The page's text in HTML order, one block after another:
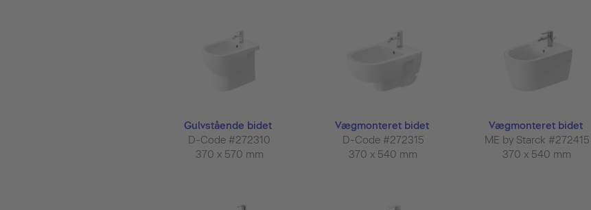
Gulvstående bidet
D-Code #272310
370 x 570 mm
Vægmonteret bidet
D-Code #272315
370 x 540 mm
Vægmonteret bidet
ME by Starck #272415
370 x 540 mm